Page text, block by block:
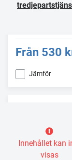
Från 530
Jämför
Innehållet kan
visas